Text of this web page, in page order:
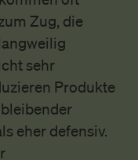
Zug, die
sehr
Produkte
eher defensiv.